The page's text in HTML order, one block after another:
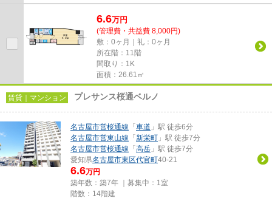
6.6万円
(管理費・共益費 8,000円)
敷：0ヶ月｜礼：0ヶ月
所在階：11階
間取り：1K
面積：26.61㎡
賃貸｜マンション プレサンス桜通ベルノ
名古屋市営桜通線 「 車道 」駅 徒歩6分
名古屋市営東山線 「 新栄町 」駅 徒歩7分
名古屋市営桜通線 「 高岳 」駅 徒歩7分
愛知県名古屋市東区代官町40-21
6.6万円
築年数：築7年 ｜募集中： 1室
階数：14階建